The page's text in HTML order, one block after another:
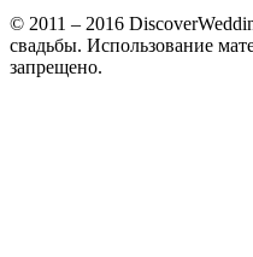
© 2011 – 2016
свадьбы. Использование
запрещено.